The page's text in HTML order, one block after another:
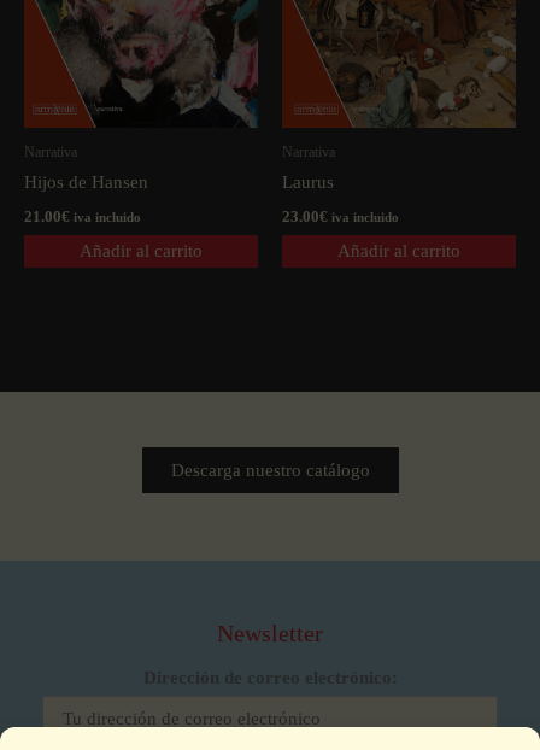
Narrativa
Hijos de Hansen
21.00€ iva incluido
Añadir al carrito
Narrativa
Laurus
23.00€ iva incluido
Añadir al carrito
Descarga nuestro catálogo
Newsletter
Dirección de correo electrónico: